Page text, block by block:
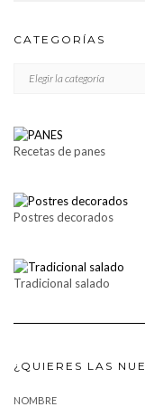
CATEGORÍAS
Recetas de panes
Postres decorados
Tradicional salado
¿QUIERES LAS
NOMBRE